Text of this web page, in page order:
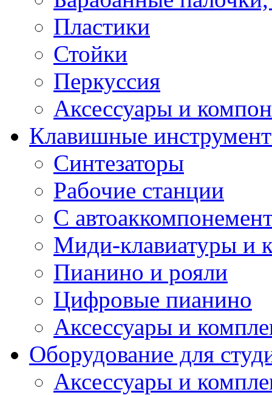
Пластики
Стойки
Перкуссия
Аксессуары и
Клавишные
Синтезаторы
Рабочие станции
С
Миди-клавиатуры и
Пианино и рояли
Цифровые пианино
Аксессуары и
Оборудование для
Аксессуары и